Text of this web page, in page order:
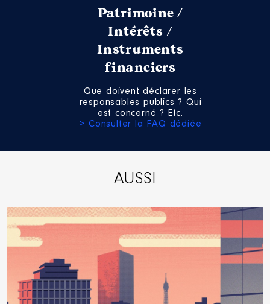
Patrimoine /
Intérêts /
Instruments
financiers
Que doivent déclarer les
responsables publics ? Qui
est concerné ? Etc.
> Consulter la FAQ dédiée
AUSSI